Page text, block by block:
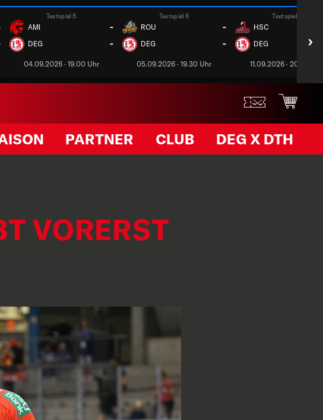
Testspiel 5
AMI -
DEG -
04.09.2026 · 19.00 Uhr
Testspiel 6
ROU -
DEG -
05.09.2026 · 19.30 Uhr
Testspiel 7
HSC
DEG
11.09.2026 · 20.00 Uhr
›
PARTNER CLUB DEG X DTH
VORERST